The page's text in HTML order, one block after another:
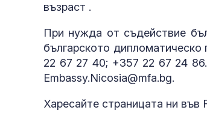
възраст .
При нужда от съдействие
българското
22 67 27 40; +357 22 67 24
Embassy.Nicosia@mfa.bg.
Харесайте страницата ни във